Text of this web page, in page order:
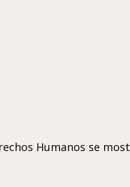
Humanos se